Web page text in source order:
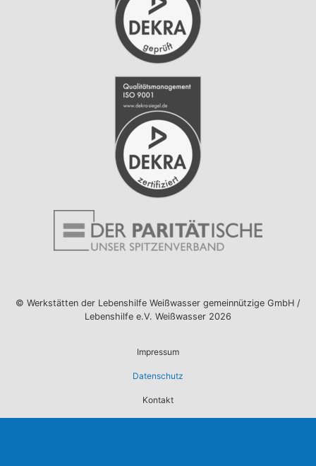
© Werkstätten der Lebenshilfe Weißwasser gemeinnützige GmbH /
Lebenshilfe e.V. Weißwasser 2026
Impressum
Datenschutz
Kontakt